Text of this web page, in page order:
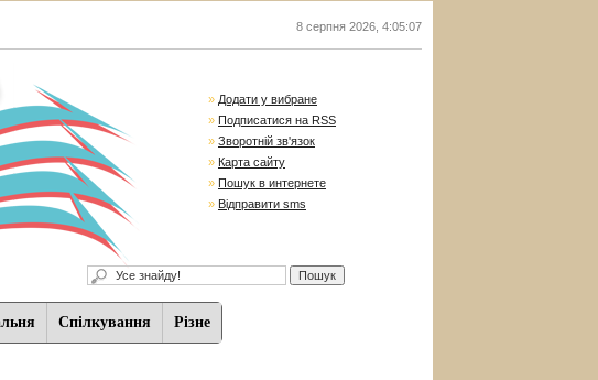
8 серпня 2026 4:05:08
» Додати у вибране
» Подписатися на RSS
» Зворотній зв'язок
» Карта сайту
» Пошук в интернете
» Відправити sms
Спiлкування Різне